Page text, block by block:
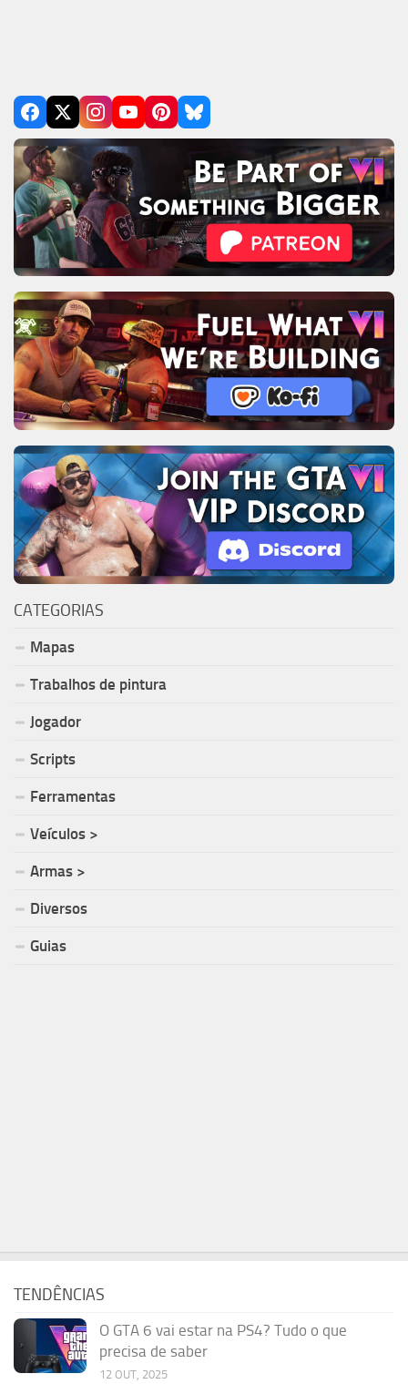
CATEGORIAS
Mapas
Trabalhos de pintura
Jogador
Scripts
Ferramentas
Veículos >
Armas >
Diversos
Guias
TENDÊNCIAS
O GTA 6 vai estar na PS4? Tudo o que
precisa de saber
12 OUT, 2025